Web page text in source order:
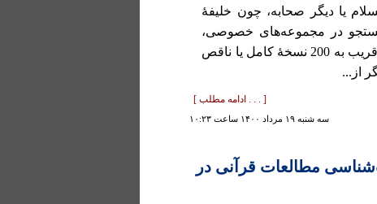
یا دیگر صحابه، چون خلیفۀ
در مجموعه‌های خصوصی،
موزه‌ها و کتابخانه‌های ایران و جهان نشان می‌دهد اکنون قریب به 200 نسخۀ کامل یا ناقص
از...
[ . . . ادامه مطلب ]
سه شنبه ۱۹ مرداد ۱۴۰۰ ساعت ۱۰:۲۳
مطالعات قرآنی در